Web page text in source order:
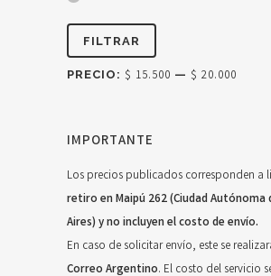
Precio
mínimo
Precio
máximo
FILTRAR
PRECIO: $ 15.500 — $ 20.000
IMPORTANTE
Los precios publicados corresponden a
retiro en Maipú 262 (Ciudad Autónoma
Aires) y no incluyen el costo de envío.
En caso de solicitar envío, este se
Correo Argentino. El costo del servicio